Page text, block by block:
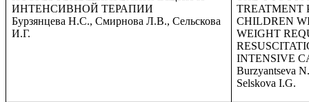
ИНТЕНСИВНОЙ ТЕРАПИИ
Бурзянцева Н.С., Смирнова Л.В., Сельскова
И.Г.
TREATMENT
CHILDREN
WEIGHT
INTENSIVE
Burzyantseva
Selskova I.G.